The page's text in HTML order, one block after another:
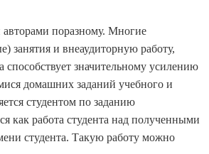
авторами поразному. Многие
занятия и внеаудиторную работу,
значительному усилению
домашних заданий учебного и
студентом по заданию
как работа студента над полученными
студента. Такую работу можно